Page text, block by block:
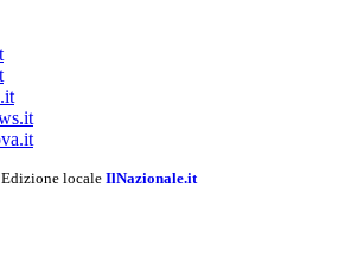
Edizione locale IlNazionale.it